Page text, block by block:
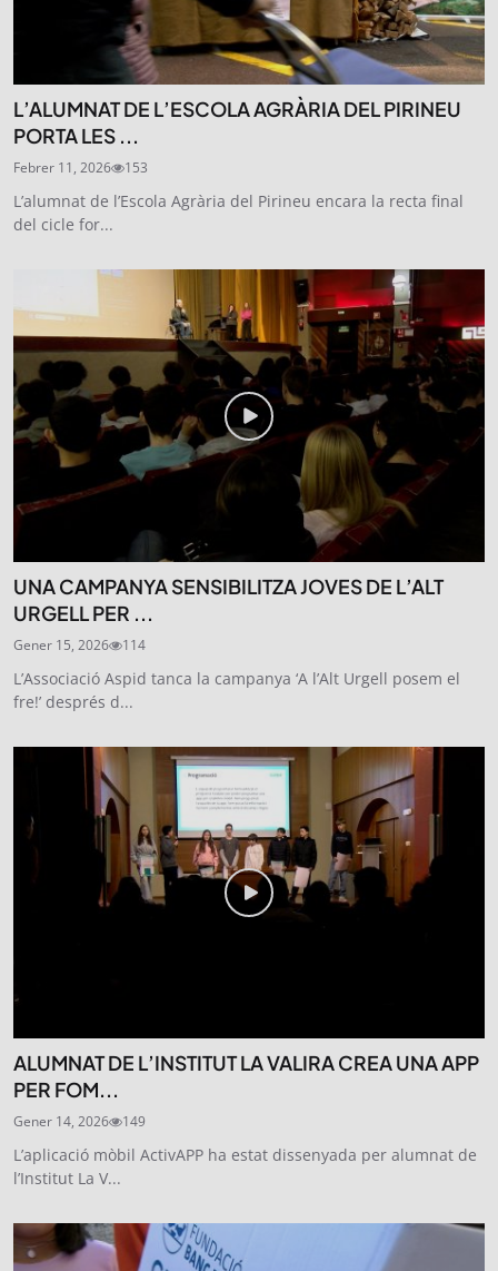
L’ALUMNAT DE L’ESCOLA AGRÀRIA DEL PIRINEU
PORTA LES ...
Febrer 11, 2026 153
L’alumnat de l’Escola Agrària del Pirineu encara la recta final
del cicle for...
UNA CAMPANYA SENSIBILITZA JOVES DE L’ALT
URGELL PER ...
Gener 15, 2026 114
L’Associació Aspid tanca la campanya ‘A l’Alt Urgell posem el
fre!’ després d...
ALUMNAT DE L’INSTITUT LA VALIRA CREA UNA APP
PER FOM...
Gener 14, 2026 149
L’aplicació mòbil ActivAPP ha estat dissenyada per alumnat de
l’Institut La V...